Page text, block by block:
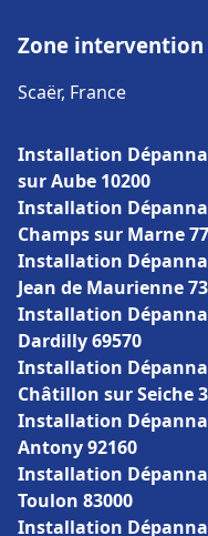
Zone intervention
Scaër, France
Installation
sur Aube 10200
Installation
Champs sur Marne
Installation
Jean de Maurienne
Installation
Dardilly 69570
Installation
Châtillon sur Seiche
Installation
Antony 92160
Installation
Toulon 83000
Installation